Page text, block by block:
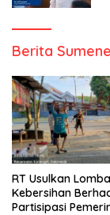
Berita
RT Usulkan Lomba
Kebersihan
Partisipasi